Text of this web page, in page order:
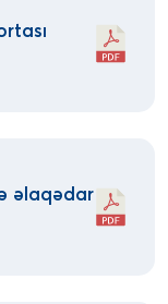
əlaqədar